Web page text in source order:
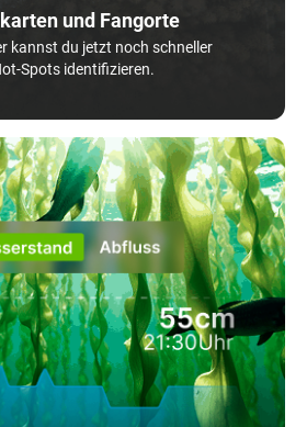
und Fangorte
kannst du jetzt noch schneller
Spots identifizieren.